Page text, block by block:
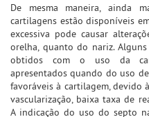
De mesma maneira, ainda
cartilagens estão disponíveis
excessiva pode causar
orelha, quanto do nariz.
obtidos com o uso da
apresentados quando do uso
favoráveis à cartilagem, devido
vascularização, baixa taxa de
A indicação do uso do septo